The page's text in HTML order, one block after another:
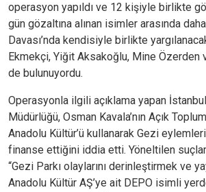
operasyon yapıldı ve 12 kişiyle birlikte
gün gözaltına alınan isimler arasında
Davası’nda kendisiyle birlikte
Ekmekçi, Yiğit Aksakoğlu, Mine Özerden
de bulunuyordu.
Operasyonla ilgili açıklama yapan
Müdürlüğü, Osman Kavala’nın Açık
Anadolu Kültür’ü kullanarak Gezi
finanse ettiğini iddia etti. Yöneltilen
“Gezi Parkı olaylarını derinleştirmek ve
Anadolu Kültür AŞ’ye ait DEPO isimli